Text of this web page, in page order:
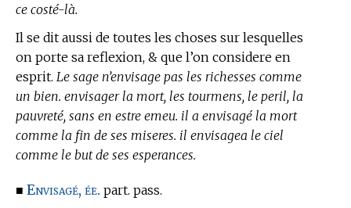
ce costé-là.
Il se dit aussi de toutes les choses sur lesquelles
on porte sa reflexion, & que l’on considere en
esprit. Le sage n’envisage pas les richesses comme
un bien. envisager la mort, les tourmens, le peril, la
pauvreté, sans en estre emeu. il a envisagé la mort
comme la fin de ses miseres. il envisagea le ciel
comme le but de ses esperances.
■ Envisagé, ée. part. pass.